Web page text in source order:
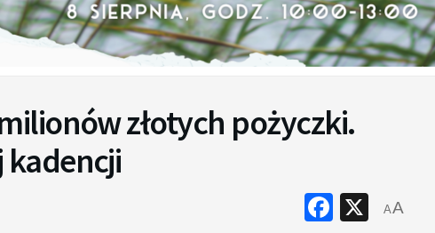
złotych pożyczki.
kadencji
Facebook
X
AA